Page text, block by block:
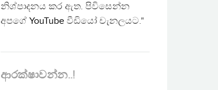
නිශ්පාදනය කර ඇත. පිවිසෙන්න
අපගේ YouTube වීඩියෝ චැනලයට."
ආරක්ෂාවන්න..!